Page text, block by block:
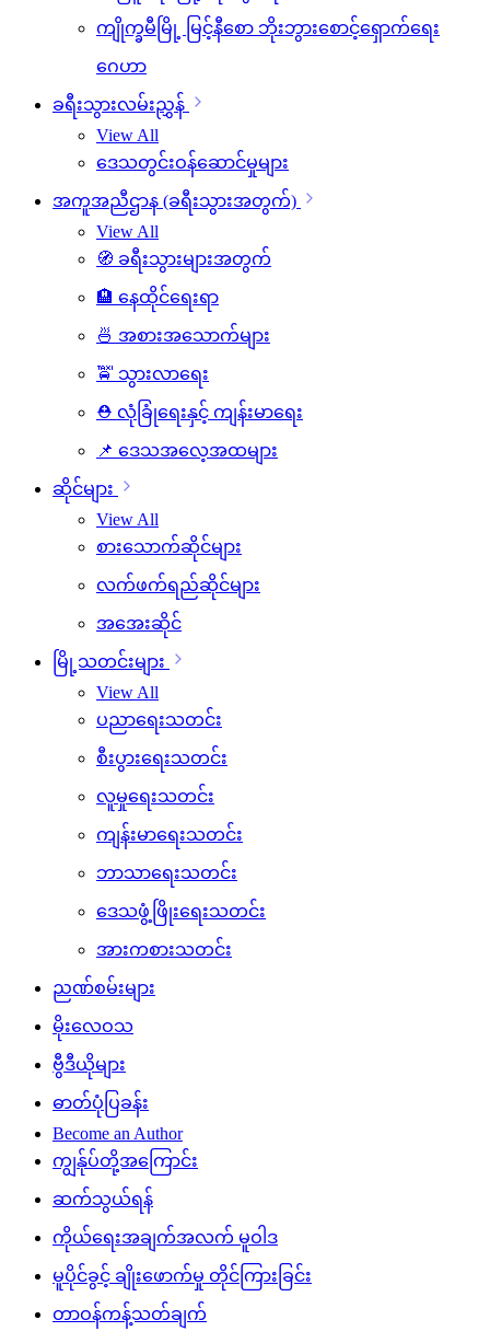
ကျိုက္ခမီမြို့ မြင့်နီစော ဘိုးဘွားစောင့်ရှောက်ရေး
ဂေဟာ
ခရီးသွားလမ်းညွှန်
View All
ဒေသတွင်းဝန်ဆောင်မှုများ
အကူအညီဌာန (ခရီးသွားအတွက်)
View All
🧭 ခရီးသွားများအတွက်
🏨 နေထိုင်ရေးရာ
🍜 အစားအသောက်များ
🚖 သွားလာရေး
⛑️ လုံခြုံရေးနှင့် ကျန်းမာရေး
📌 ဒေသအလေ့အထများ
ဆိုင်များ
View All
စားသောက်ဆိုင်များ
လက်ဖက်ရည်ဆိုင်များ
အအေးဆိုင်
မြို့သတင်းများ
View All
ပညာရေးသတင်း
စီးပွားရေးသတင်း
လူမှုရေးသတင်း
ကျန်းမာရေးသတင်း
ဘာသာရေးသတင်း
ဒေသဖွံ့ဖြိုးရေးသတင်း
အားကစားသတင်း
ညဏ်စမ်းများ
မိုးလေဝသ
ဗွီဒီယိုများ
ဓာတ်ပုံပြခန်း
Become an Author
ကျွန်ုပ်တို့အကြောင်း
ဆက်သွယ်ရန်
ကိုယ်ရေးအချက်အလက် မူဝါဒ
မူပိုင်ခွင့် ချိုးဖောက်မှု တိုင်ကြားခြင်း
တာဝန်ကန့်သတ်ချက်